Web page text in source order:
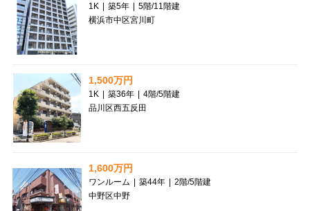
1K | 築5年 | 5階/11階建
横浜市中区宮川町
1,500万円
1K | 築36年 | 4階/5階建
品川区西五反田
1,600万円
ワンルーム | 築44年 | 2階/5階建
中野区中野